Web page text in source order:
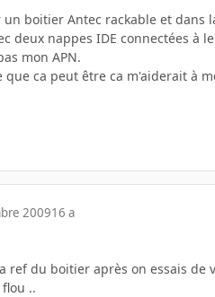
un boitier Antec rackable et
deux nappes IDE connectées à
mon APN.
que ca peut être ca m'aiderait à
200916 a
ref du boitier après on essais de
..